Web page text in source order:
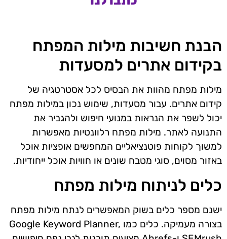
הבנת חשיבות מילות המפתח
בקידום אתרים למסעדות
מילות מפתח מהוות את הבסיס לכל אסטרטגיה של
קידום אתרים. עבור מסעדות, שימוש נכון במילות מפתח
יכול לשפר את הנראות במנועי חיפוש ולהגביר את
התנועה לאתר. מילות מפתח רלוונטיות מאפשרות
למשוך לקוחות פוטנציאליים המחפשים אופציות אוכל
באזור מסוים, סוגי מטבח שונים או חוויות אוכל ייחודיות.
כלים לניתוח מילות מפתח
ישנם מספר כלים בשוק המאפשרים לנתח מילות מפתח
בצורה מעמיקה. כלים כמו Google Keyword Planner,